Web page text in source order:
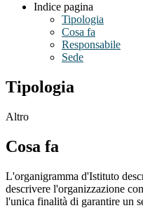
Indice pagina
Tipologia
Cosa fa
Responsabile
Sede
Tipologia
Altro
Cosa fa
L'organigramma d'Istituto
descrivere l'organizzazione
l'unica finalità di garantire un